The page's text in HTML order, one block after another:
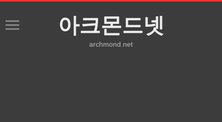
아크몬드넷
archmond.net